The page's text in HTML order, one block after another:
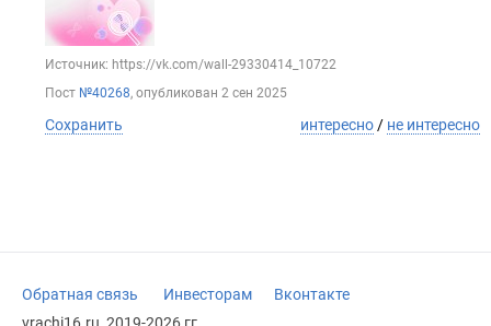
Источник: https://vk.com/wall-29330414_10722
Пост №40268, опубликован 2 сен 2025
Сохранить интересно / не интересно
Обратная связь Инвесторам
Вконтакте